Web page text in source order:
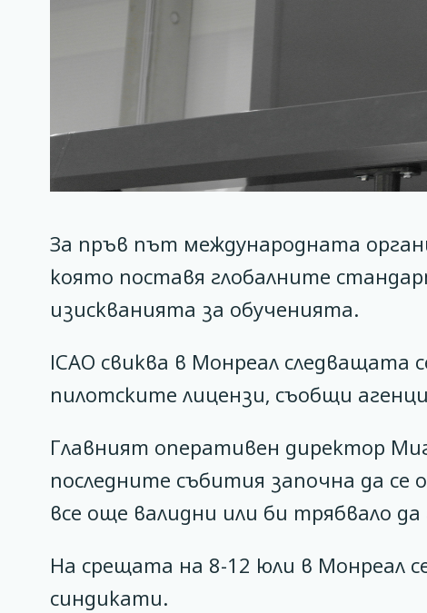
За пръв път международната
която поставя глобалните
изискванията за обученията.
ICAO свиква в Монреал следващата
пилотските лицензи, съобщи
Главният оперативен директор
последните събития започна да се
все още валидни или би трябвало да
На срещата на 8-12 юли в Монреал
синдикати.